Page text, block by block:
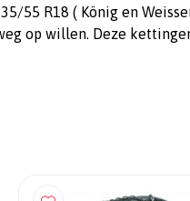
55 R18 ( König en
op willen. Deze